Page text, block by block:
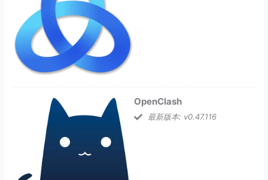
OpenClash
最新版本: v0.47.116